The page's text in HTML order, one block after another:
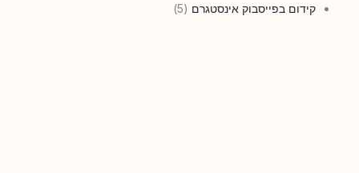
קידום בפייסבוק אינסטגרם (5)